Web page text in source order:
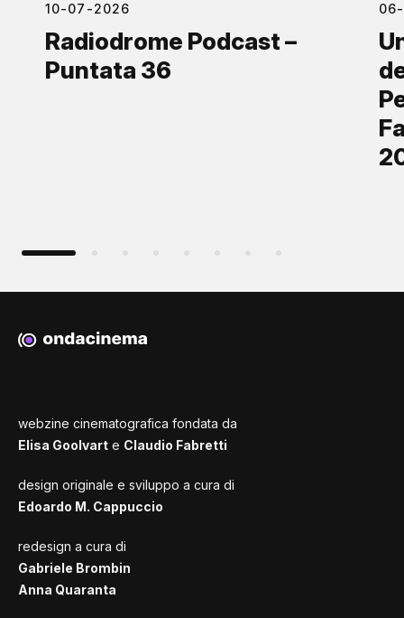
10-07-2026
Radiodrome Podcast –
Puntata 36
webzine cinematografica fondata da
Elisa Goolvart e Claudio Fabretti
design originale e sviluppo a cura di
Edoardo M. Cappuccio
redesign a cura di
Gabriele Brombin
Anna Quaranta